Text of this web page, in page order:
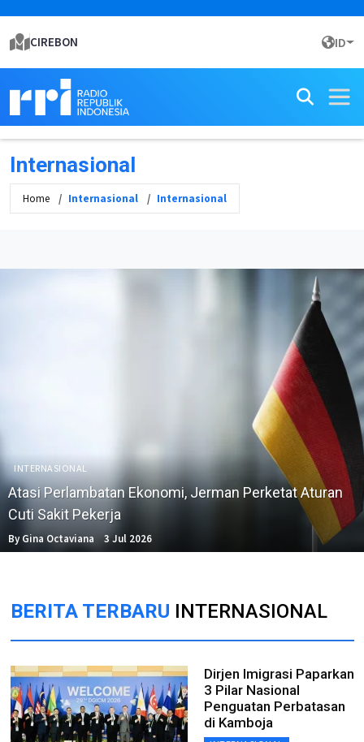
CIREBON ID
Internasional
Home Internasional Internasional
INTERNASIONAL
Atasi Perlambatan Ekonomi, Jerman Perketat Aturan
Cuti Sakit Pekerja
By Gina Octaviana 3 Jul 2026
BERITA TERBARU INTERNASIONAL
Dirjen Imigrasi Paparkan
3 Pilar Nasional
Penguatan Perbatasan
di Kamboja